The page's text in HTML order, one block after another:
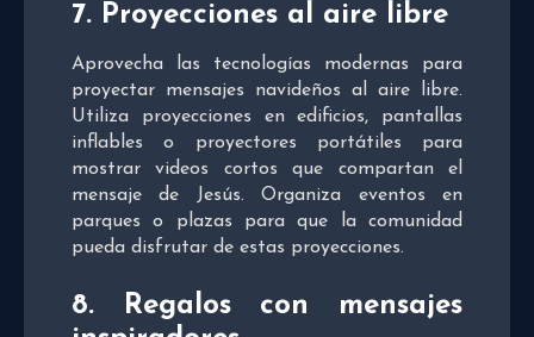
7. Proyecciones al aire libre
Aprovecha las tecnologías modernas para
proyectar mensajes navideños al aire libre.
Utiliza proyecciones en edificios, pantallas
inflables o proyectores portátiles para
mostrar videos cortos que compartan el
mensaje de Jesús. Organiza eventos en
parques o plazas para que la comunidad
pueda disfrutar de estas proyecciones.
8. Regalos con mensajes